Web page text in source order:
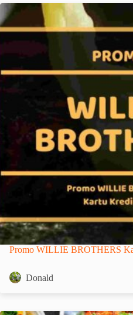
Promo WILLIE BROTHERS
Donald